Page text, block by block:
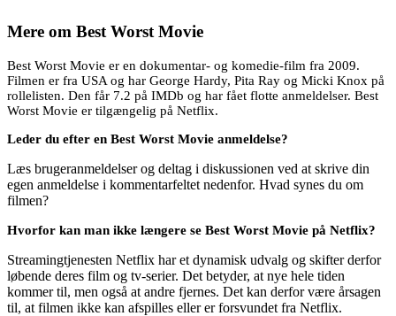
Mere om Best Worst Movie
Best Worst Movie er en dokumentar- og komedie-film fra 2009.
Filmen er fra USA og har George Hardy, Pita Ray og Micki Knox på
rollelisten. Den får 7.2 på IMDb og har fået flotte anmeldelser. Best
Worst Movie er tilgængelig på Netflix.
Leder du efter en Best Worst Movie anmeldelse?
Læs brugeranmeldelser og deltag i diskussionen ved at skrive din
egen anmeldelse i kommentarfeltet nedenfor. Hvad synes du om
filmen?
Hvorfor kan man ikke længere se Best Worst Movie på Netflix?
Streamingtjenesten Netflix har et dynamisk udvalg og skifter derfor
løbende deres film og tv-serier. Det betyder, at nye hele tiden
kommer til, men også at andre fjernes. Det kan derfor være årsagen
til, at filmen ikke kan afspilles eller er forsvundet fra Netflix.